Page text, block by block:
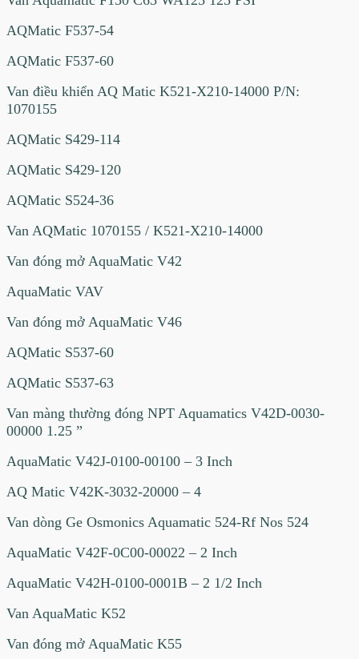
AQMatic F537-54
AQMatic F537-60
Van điều khiển AQ Matic K521-X210-14000 P/N:
1070155
AQMatic S429-114
AQMatic S429-120
AQMatic S524-36
Van AQMatic 1070155 / K521-X210-14000
Van đóng mở AquaMatic V42
AquaMatic VAV
Van đóng mở AquaMatic V46
AQMatic S537-60
AQMatic S537-63
Van màng thường đóng NPT Aquamatics V42D-0030-
00000 1.25 ”
AquaMatic V42J-0100-00100 – 3 Inch
AQ Matic V42K-3032-20000 – 4
Van dòng Ge Osmonics Aquamatic 524-Rf Nos 524
AquaMatic V42F-0C00-00022 – 2 Inch
AquaMatic V42H-0100-0001B – 2 1/2 Inch
Van AquaMatic K52
Van đóng mở AquaMatic K55